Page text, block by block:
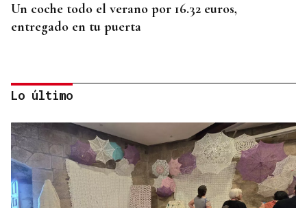
Un coche todo el verano por 16.32 euros,
entregado en tu puerta
Lo último